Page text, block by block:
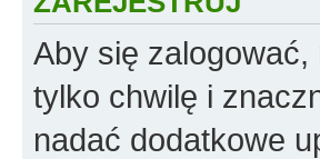
Aby się
tylko chwilę i
nadać dodatkowe